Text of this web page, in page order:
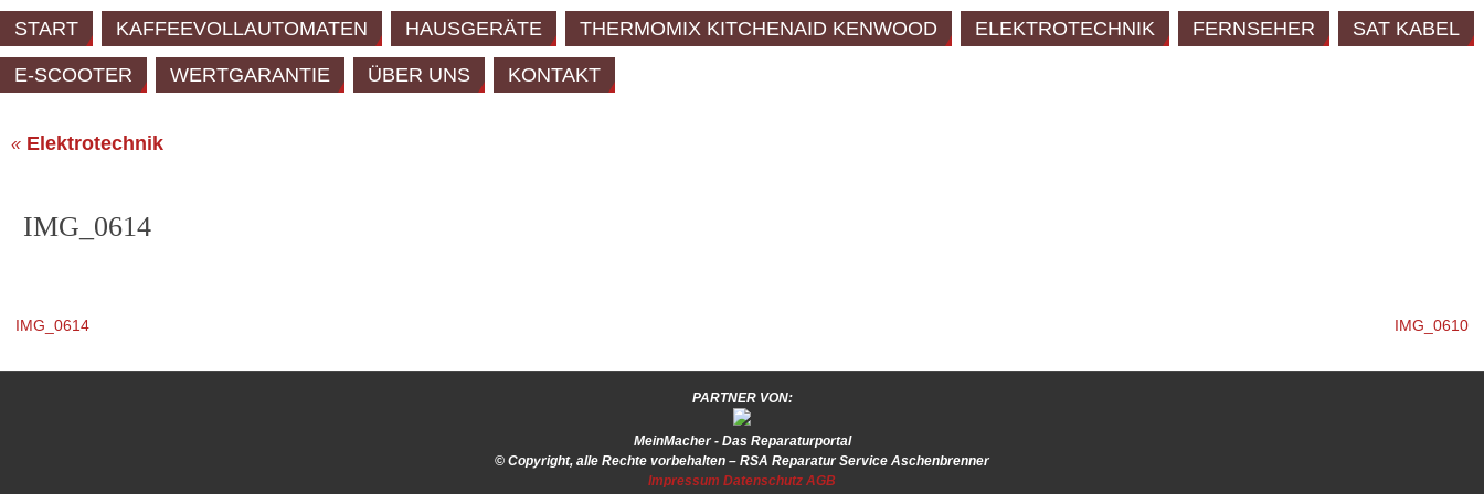
START KAFFEEVOLLAUTOMATEN HAUSGERÄTE THERMOMIX KITCHENAID KENWOOD ELEKTROTECHNIK FERNSEHER SAT KABEL
E-SCOOTER WERTGARANTIE ÜBER UNS KONTAKT
« Elektrotechnik
IMG_0614
IMG_0614 IMG_0610
PARTNER VON:
MeinMacher - Das Reparaturportal
© Copyright, alle Rechte vorbehalten – RSA Reparatur Service Aschenbrenner
Impressum Datenschutz AGB